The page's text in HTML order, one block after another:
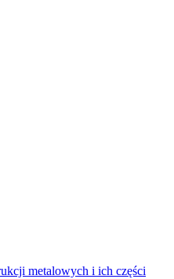
metalowych i ich części